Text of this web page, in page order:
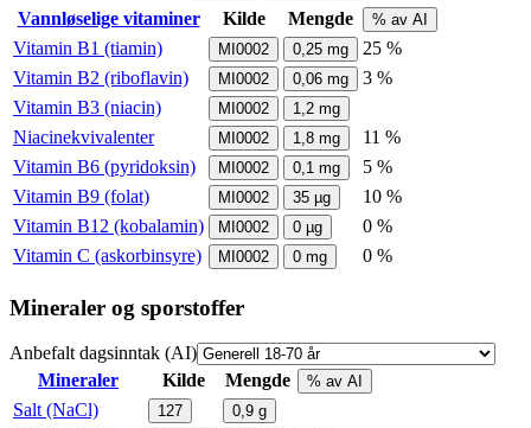
Vannløselige vitaminer
Kilde Mengde % av AI
Vitamin B1 (tiamin) MI0002 0,25 mg
25 %
Vitamin B2 (riboflavin)
MI0002 0,06 mg
3 %
Vitamin B3 (niacin)
MI0002 1,2 mg
Niacinekvivalenter MI0002 1,8 mg
11 %
Vitamin B6 (pyridoksin)
MI0002 0,1 mg
5 %
Vitamin B9 (folat)
MI0002 35 µg
10 %
Vitamin B12 (kobalamin)
MI0002 0 µg
0 %
Vitamin C (askorbinsyre)
MI0002 0 mg 0 %
Mineraler og sporstoffer
Anbefalt dagsinntak (AI)
Mineraler
Kilde Mengde % av AI
Salt (NaCl) 127 0,9 g